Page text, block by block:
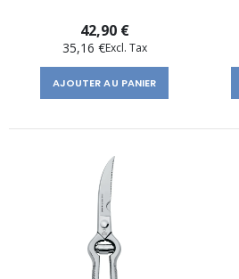
42,90 €
35,16 €
AJOUTER AU PANIER